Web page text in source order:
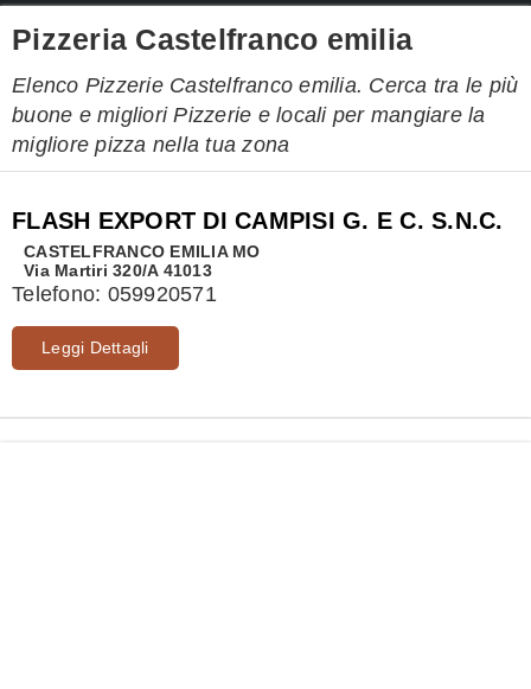
Pizzeria Castelfranco emilia
Elenco Pizzerie Castelfranco emilia. Cerca tra le più
buone e migliori Pizzerie e locali per mangiare la
migliore pizza nella tua zona
FLASH EXPORT DI CAMPISI G. E C. S.N.C.
CASTELFRANCO EMILIA MO
Via Martiri 320/A 41013
Telefono: 059920571
Leggi Dettagli